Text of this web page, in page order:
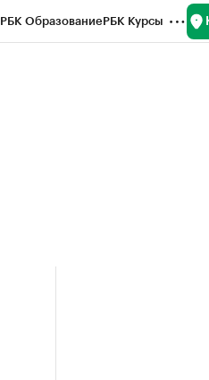
РБК ОбразованиеРБК Курсы